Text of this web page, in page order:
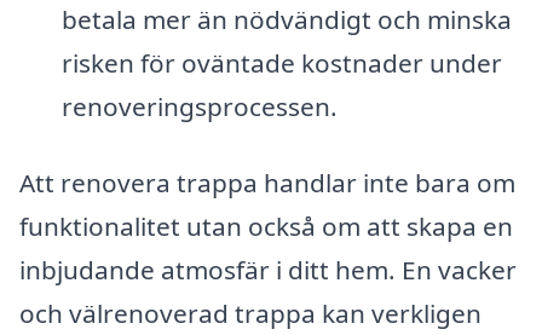
betala mer än nödvändigt och minska
risken för oväntade kostnader under
renoveringsprocessen.
Att renovera trappa handlar inte bara om
funktionalitet utan också om att skapa en
inbjudande atmosfär i ditt hem. En vacker
och välrenoverad trappa kan verkligen